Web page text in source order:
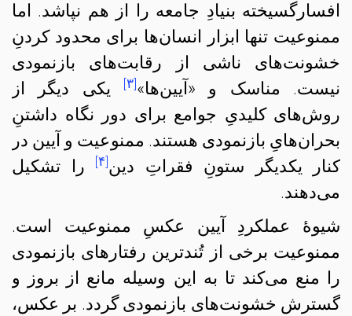
افسارگسیخته بنیادِ جامعه را از هم نپاشد. اما
ممنوعیت تنها ابزار انسان‌ها برای محدود کردنِ
خشونت‌های ناشی از رقابت‌های بازنمودی
نیست. مناسک و «آیین‌ها»[۳]
یکی دیگر از
روش‌های کلیدیِ جوامع برای دور نگاه داشتنِ
بحران‌هایِ بازنمودی هستند. ممنوعیت و آیین در
کنار یکدیگر ستونِ فقراتِ دین[۴]
را تشکیل
می‌دهند.
شیوهٔ عملکردِ آیین عکسِ ممنوعیت‌ است.
ممنوعیت برخی از تُندترین رفتارهای بازنمودی
را منع می‌کند تا به این وسیله مانع از بروز و
گسترش خشونت‌های بازنمودی گردد. بر عکس،